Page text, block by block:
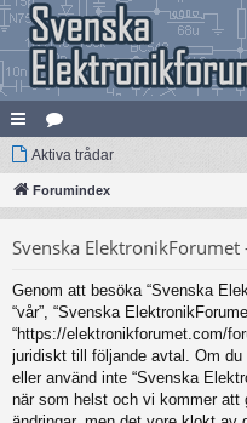
na
bb
ar
at
eg
Aktiva trådar
Forumindex
Svenska ElektronikForumet
Genom att besöka “Svenska
“vår”, “Svenska
“https://elektronikforumet.com/
juridiskt till följande avtal. Om
eller använd inte “Svenska
när som helst och vi kommer att